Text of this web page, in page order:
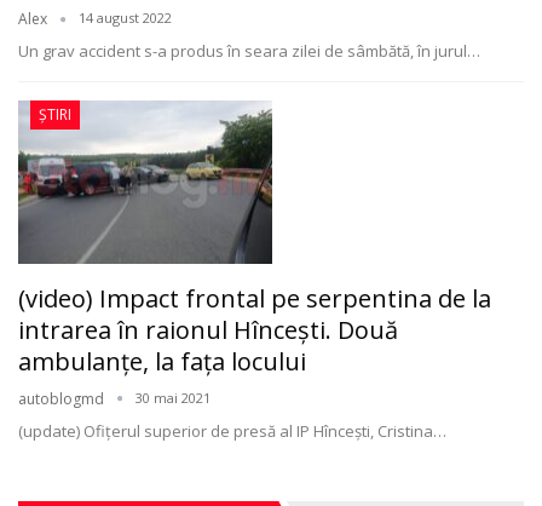
Alex 14 august 2022
Un grav accident s-a produs în seara zilei de sâmbătă, în jurul…
ȘTIRI
(video) Impact frontal pe serpentina de la
intrarea în raionul Hîncești. Două
ambulanțe, la fața locului
autoblogmd 30 mai 2021
(update) Ofițerul superior de presă al IP Hînceşti, Cristina…